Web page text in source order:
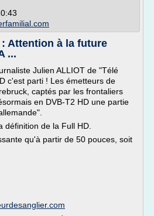
Attention à la future
...
Julien ALLIOT de "Télé
c'est parti ! Les émetteurs de
captés par les frontaliers
en DVB-T2 HD une partie
définition de la Full HD.
qu'à partir de 50 pouces, soit